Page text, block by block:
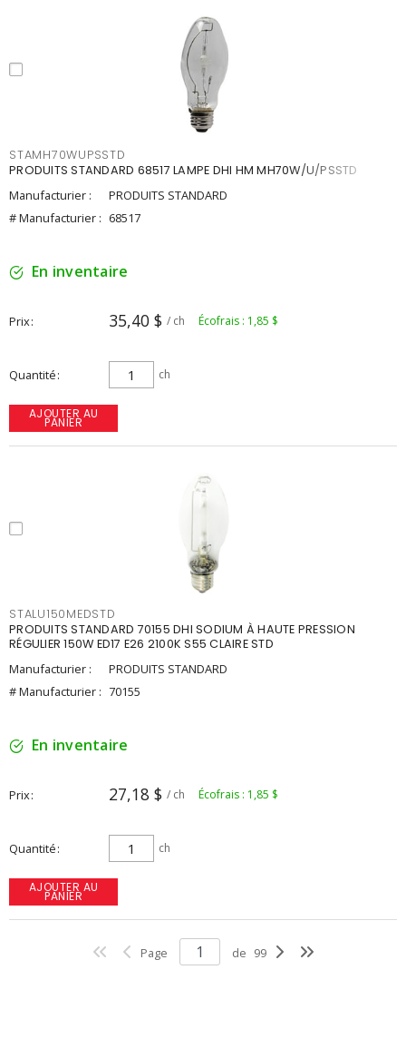
STAMH70WUPSSTD
PRODUITS STANDARD 68517 LAMPE DHI HM MH70W/U/PSSTD
Manufacturier :
PRODUITS STANDARD
# Manufacturier : 68517
En inventaire
Prix 35,40 $ / ch Écofrais : 1,85 $
Quantité ch
AJOUTER AU
PANIER
STALU150MEDSTD
PRODUITS STANDARD 70155 DHI SODIUM À HAUTE PRESSION
RÉGULIER 150W ED17 E26 2100K S55 CLAIRE STD
Manufacturier :
PRODUITS STANDARD
# Manufacturier : 70155
En inventaire
Prix 27,18 $ / ch Écofrais : 1,85 $
Quantité ch
AJOUTER AU
PANIER
Page de 99